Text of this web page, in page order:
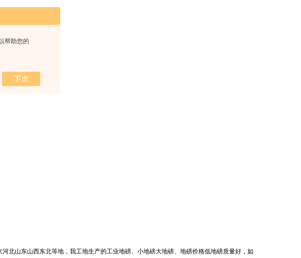
帮助您的
机
北山东山西东北等地，我工地生产的工业地磅、小地磅大地磅、地磅价格低地磅质量好，如